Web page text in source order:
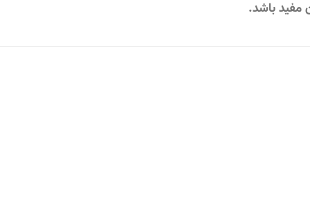
مفید باشد.